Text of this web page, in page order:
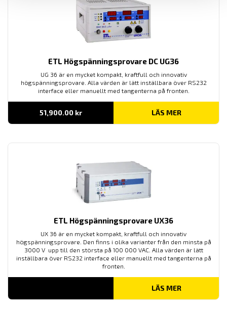
ETL Högspänningsprovare DC UG36
UG 36 är en mycket kompakt, kraftfull och innovativ
högspänningsprovare. Alla värden är lätt inställbara över RS232
interface eller manuellt med tangenterna på fronten.
51,900.00 kr LÄS MER
ETL Högspänningsprovare UX36
UX 36 är en mycket kompakt, kraftfull och innovativ
högspänningsprovare. Den finns i olika varianter från den minsta på
3000 V upp till den största på 100 000 VAC. Alla värden är lätt
inställbara över RS232 interface eller manuellt med tangenterna på
fronten.
LÄS MER